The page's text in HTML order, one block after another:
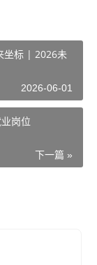
坐标 | 2026未
2026-06-01
岗位
下一篇 »